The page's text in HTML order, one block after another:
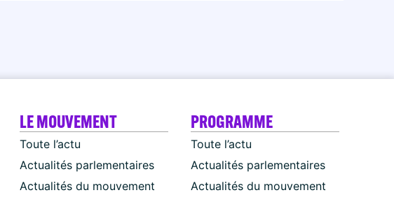
LE MOUVEMENT
Toute l’actu
Actualités parlementaires
Actualités du mouvement
PROGRAMME
Toute l’actu
Actualités parlementaires
Actualités du mouvement